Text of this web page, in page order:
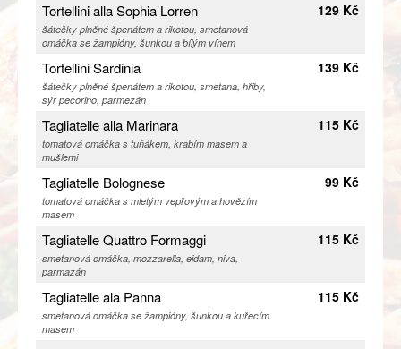
Tortellini alla Sophia Lorren
šátečky plněné špenátem a rikotou, smetanová
omáčka se žampióny, šunkou a bílým vínem
129 Kč
Tortellini Sardinia
šátečky plněné špenátem a rikotou, smetana, hřiby,
sýr pecorino, parmezán
139 Kč
Tagliatelle alla Marinara
tomatová omáčka s tuňákem, krabím masem a
mušlemi
115 Kč
Tagliatelle Bolognese
tomatová omáčka s mletým vepřovým a hovězím
masem
99 Kč
Tagliatelle Quattro Formaggi
smetanová omáčka, mozzarella, eidam, niva,
parmazán
115 Kč
Tagliatelle ala Panna
smetanová omáčka se žampióny, šunkou a kuřecím
masem
115 Kč